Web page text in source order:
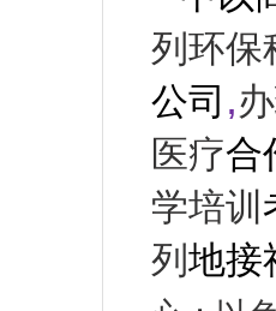
列环保
公司 ,
医疗合
学培训
列 地接